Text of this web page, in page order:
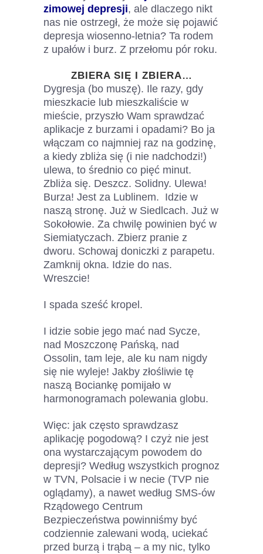
zimowej depresji, ale dlaczego nikt
nas nie ostrzegł, że może się pojawić
depresja wiosenno-letnia? Ta rodem
z upałów i burz. Z przełomu pór roku.
ZBIERA SIĘ I ZBIERA…
Dygresja (bo muszę). Ile razy, gdy
mieszkacie lub mieszkaliście w
mieście, przyszło Wam sprawdzać
aplikacje z burzami i opadami? Bo ja
włączam co najmniej raz na godzinę,
a kiedy zbliża się (i nie nadchodzi!)
ulewa, to średnio co pięć minut.
Zbliża się. Deszcz. Solidny. Ulewa!
Burza! Jest za Lublinem. Idzie w
naszą stronę. Już w Siedlcach. Już w
Sokołowie. Za chwilę powinien być w
Siemiatyczach. Zbierz pranie z
dworu. Schowaj doniczki z parapetu.
Zamknij okna. Idzie do nas.
Wreszcie!
I spada sześć kropel.
I idzie sobie jego mać nad Sycze,
nad Moszczonę Pańską, nad
Ossolin, tam leje, ale ku nam nigdy
się nie wyleje! Jakby złośliwie tę
naszą Bociankę pomijało w
harmonogramach polewania globu.
Więc: jak często sprawdzasz
aplikację pogodową? I czyż nie jest
ona wystarczającym powodem do
depresji? Według wszystkich prognoz
w TVN, Polsacie i w necie (TVP nie
oglądamy), a nawet według SMS-ów
Rządowego Centrum
Bezpieczeństwa powinniśmy być
codziennie zalewani wodą, uciekać
przed burzą i trąbą – a my nic, tylko